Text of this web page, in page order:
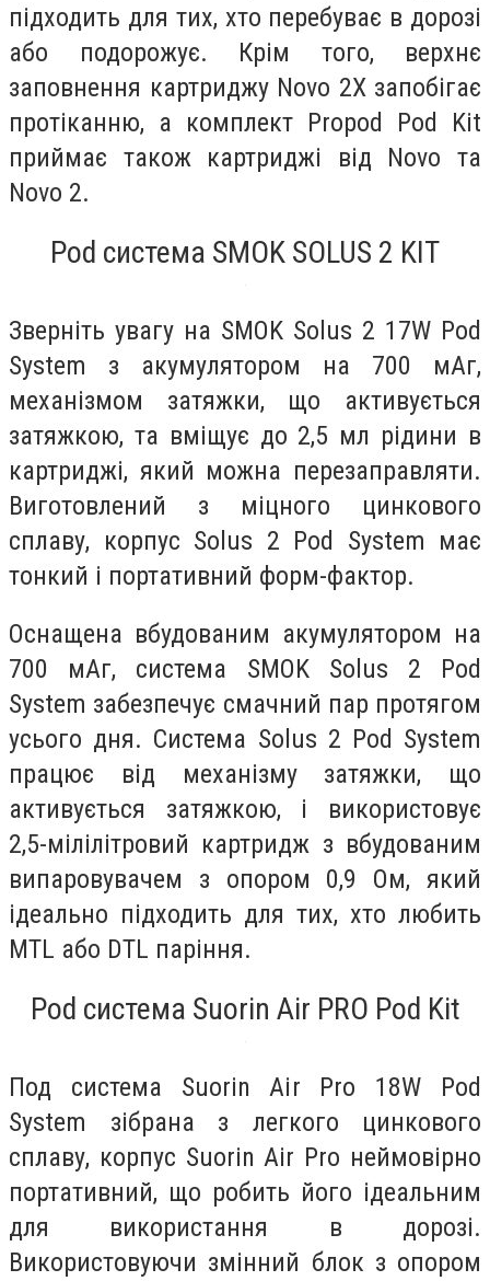
підходить для тих, хто перебуває в дорозі
або подорожує. Крім того, верхнє
заповнення картриджу Novo 2X запобігає
протіканню, а комплект Propod Pod Kit
приймає також картриджі від Novo та
Novo 2.
Pod система SMOK SOLUS 2 KIT
Зверніть увагу на SMOK Solus 2 17W Pod
System з акумулятором на 700 мАг,
механізмом затяжки, що активується
затяжкою, та вміщує до 2,5 мл рідини в
картриджі, який можна перезаправляти.
Виготовлений з міцного цинкового
сплаву, корпус Solus 2 Pod System має
тонкий і портативний форм-фактор.
Оснащена вбудованим акумулятором на
700 мАг, система SMOK Solus 2 Pod
System забезпечує смачний пар протягом
усього дня. Система Solus 2 Pod System
працює від механізму затяжки, що
активується затяжкою, і використовує
2,5-мілілітровий картридж з вбудованим
випаровувачем з опором 0,9 Ом, який
ідеально підходить для тих, хто любить
MTL або DTL паріння.
Pod система Suorin Air PRO Pod Kit
Под система Suorin Air Pro 18W Pod
System зібрана з легкого цинкового
сплаву, корпус Suorin Air Pro неймовірно
портативний, що робить його ідеальним
для використання в дорозі.
Використовуючи змінний блок з опором